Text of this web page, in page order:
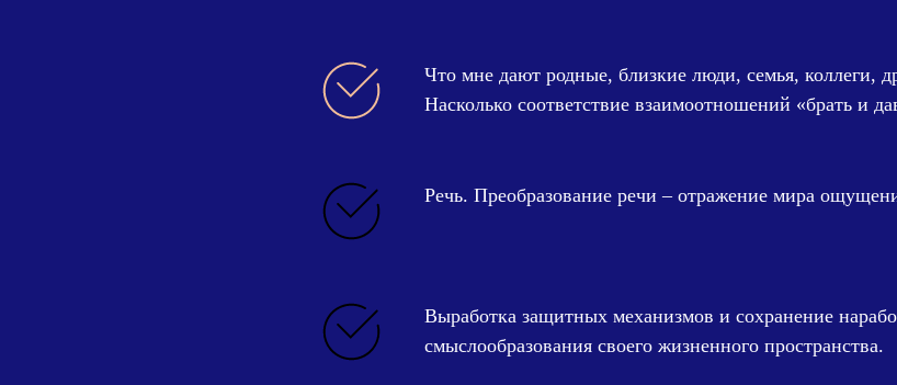
Что мне дают родные, близкие люди, семья, коллеги,
Насколько соответствие взаимоотношений «брать и
Речь. Преобразование речи – отражение мира
Выработка защитных механизмов и сохранение
смыслообразования своего жизненного пространства.